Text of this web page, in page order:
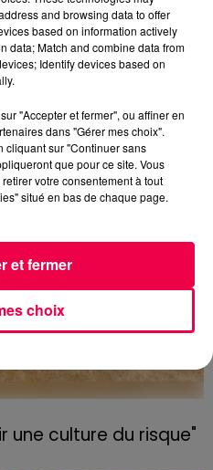
rappelées pour
deux assiettes en
et 2022 par Linvosges.
une culture du risque"
and browsing data to offer
based on information actively
data; Match and combine data from
Identify devices based on
"Accepter et fermer", ou affiner en
dans "Gérer mes choix".
cliquant sur "Continuer sans
que pour ce site. Vous
votre consentement à tout
situé en bas de chaque page.
choix
et fermer